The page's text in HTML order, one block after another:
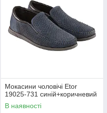
Мокасини чоловічі Etor
19025-731 синій+коричневий
В наявності